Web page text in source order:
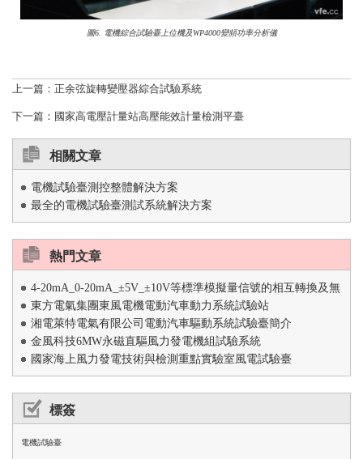
圖6. 電機綜合試驗臺上位機及WP4000變頻功率分析儀
上一篇： 正余弦旋轉變壓器綜合試驗系統
下一篇： 國家高電壓計量站高壓能效計量檢測平臺
相關文章
電機試驗臺測控整體解決方案
最全的電機試驗臺測試系統解決方案
熱門文章
4-20mA_0-20mA_±5V_±10V等標準模擬量信號的相互轉換及無
擾傳輸
東方電氣集團東風電機電動汽車動力系統試驗站
湘電萊特電氣有限公司電動汽車驅動系統試驗臺簡介
金風科技6MW永磁直驅風力發電機組試驗系統
國家海上風力發電技術與檢測重點實驗室風電試驗臺
標簽
電機試驗臺